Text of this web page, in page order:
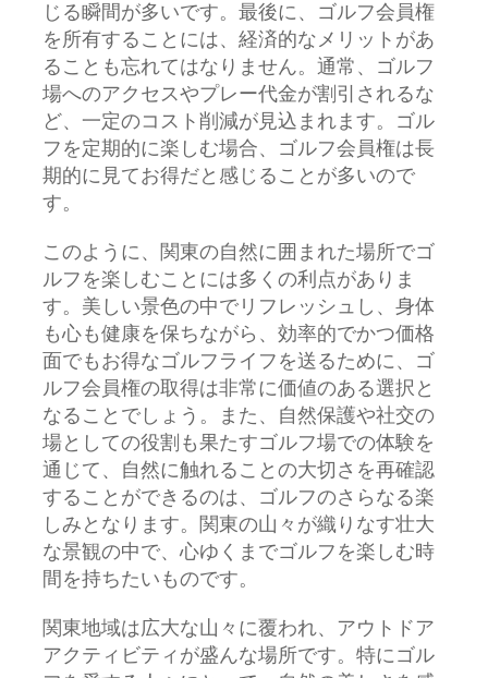
じる瞬間が多いです。最後に、ゴルフ会員権
を所有することには、経済的なメリットがあ
ることも忘れてはなりません。通常、ゴルフ
場へのアクセスやプレー代金が割引されるな
ど、一定のコスト削減が見込まれます。ゴル
フを定期的に楽しむ場合、ゴルフ会員権は長
期的に見てお得だと感じることが多いので
す。
このように、関東の自然に囲まれた場所でゴ
ルフを楽しむことには多くの利点がありま
す。美しい景色の中でリフレッシュし、身体
も心も健康を保ちながら、効率的でかつ価格
面でもお得なゴルフライフを送るために、ゴ
ルフ会員権の取得は非常に価値のある選択と
なることでしょう。また、自然保護や社交の
場としての役割も果たすゴルフ場での体験を
通じて、自然に触れることの大切さを再確認
することができるのは、ゴルフのさらなる楽
しみとなります。関東の山々が織りなす壮大
な景観の中で、心ゆくまでゴルフを楽しむ時
間を持ちたいものです。
関東地域は広大な山々に覆われ、アウトドア
アクティビティが盛んな場所です。特にゴル